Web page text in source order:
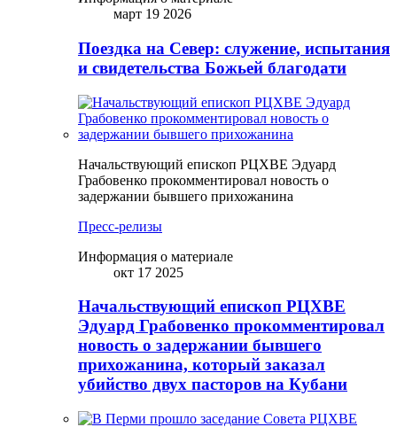
март 19 2026
Поездка на Север: служение, испытания
и свидетельства Божьей благодати
Начальствующий епископ РЦХВЕ Эдуард
Грабовенко прокомментировал новость о
задержании бывшего прихожанина
Пресс-релизы
Информация о материале
окт 17 2025
Начальствующий епископ РЦХВЕ
Эдуард Грабовенко прокомментировал
новость о задержании бывшего
прихожанина, который заказал
убийство двух пасторов на Кубани